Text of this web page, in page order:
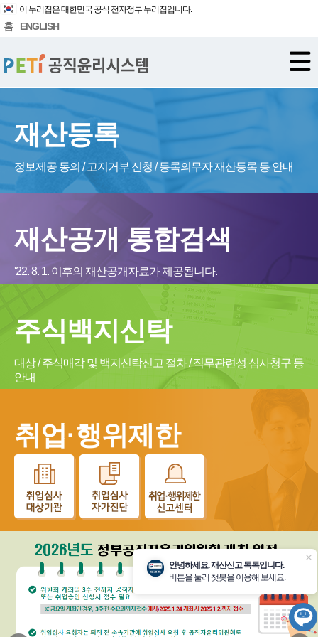
이 누리집은 대한민국 공식 전자정부 누리집입니다.
홈 ENGLISH
재산등록
정보제공 동의 / 고지거부 신청 / 등록의무자 재산등록 등 안내
재산공개 통합검색
'22. 8. 1. 이후의 재산공개자료가 제공됩니다.
주식백지신탁
대상 / 주식매각 및 백지신탁신고 절차 / 직무관련성 심사청구 등
안내
취업·행위제한
안녕하세요. 재산신고 톡톡입니다.
버튼을 눌러 챗봇을 이용해 보세요.
닫
챗